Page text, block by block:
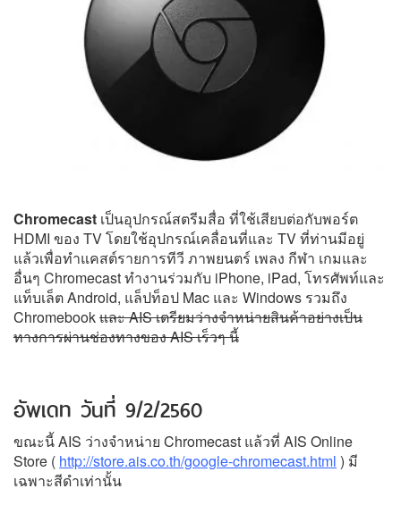
Chromecast เป็นอุปกรณ์สตรีมสื่อ ที่ใช้เสียบต่อกับพอร์ต
HDMI ของ TV โดยใช้อุปกรณ์เคลื่อนที่และ TV ที่ท่านมีอยู่
แล้วเพื่อทำแคสต์รายการทีวี ภาพยนตร์ เพลง กีฬา เกมและ
อื่นๆ Chromecast ทำงานร่วมกับ iPhone, iPad, โทรศัพท์และ
แท็บเล็ต Android, แล็ปท็อป Mac และ Windows รวมถึง
Chromebookและ AIS เตรียมว่างจำหน่ายสินค้าอย่างเป็น
ทางการผ่านช่องทางของ AIS เร็วๆ นี้
อัพเดท วันที่ 9/2/2560
ขณะนี้ AIS ว่างจำหน่าย Chromecast แล้วที่ AIS Online
Store ( http://store.ais.co.th/google-chromecast.html ) มี
เฉพาะสีดำเท่านั้น